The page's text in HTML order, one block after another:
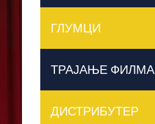
ГЛУМЦИ
ТРАЈАЊЕ ФИЛМА
ДИСТРИБУТЕР